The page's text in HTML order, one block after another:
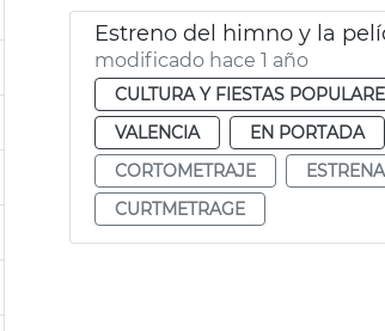
Estreno del himno y la
modificado hace 1 año
CULTURA Y FIESTAS
VALENCIA
EN PORTADA
CORTOMETRAJE
ESTRENA
CURTMETRAGE